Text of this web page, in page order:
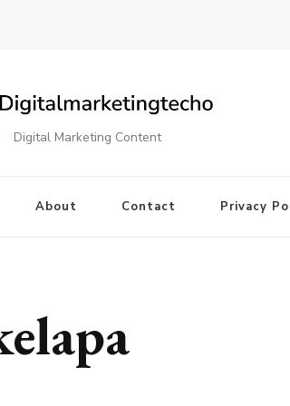
Digital Marketing Content
About Contact Privacy